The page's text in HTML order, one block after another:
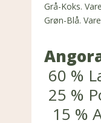
Grå-Koks.
Grøn-Blå.
60 %
25 %
15 %